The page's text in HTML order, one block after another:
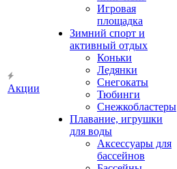
Акции
Игровая
площадка
Зимний спорт и
активный отдых
Коньки
Ледянки
Снегокаты
Тюбинги
Снежкобластеры
Плавание, игрушки
для воды
Аксессуары для
бассейнов